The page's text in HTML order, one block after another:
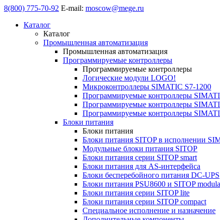
8(800) 775-70-92 E-mail: moscow@mege.ru
Каталог
Каталог
Промышленная автоматизация
Промышленная автоматизация
Программируемые контроллеры
Программируемые контроллеры
Логические модули LOGO!
Микроконтроллеры SIMATIC S7-1200
Программируемые контроллеры
Программируемые контроллеры
Программируемые контроллеры
Блоки питания
Блоки питания
Блоки питания SITOP в исполнении
Модульные блоки питания SITOP
Блоки питания серии SITOP smart
Блоки питания для AS-интерфейса
Блоки бесперебойного питания DC-UPS
Блоки питания PSU8600 и SITOP
Блоки питания серии SITOP lite
Блоки питания серии SITOP compact
Специальное исполнение и назначение